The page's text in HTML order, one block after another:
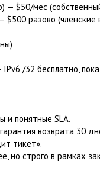
$50/мес
разово (членские
/32 бесплатно,
и понятные SLA.
возврата 30
тикет».
но строго в рамках